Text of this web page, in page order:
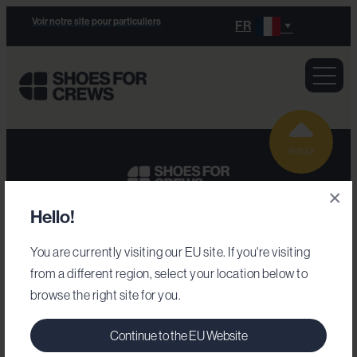
×
Hello!
You are currently visiting our EU site. If you're visiting
from a different region, select your location below to
browse the right site for you.
Continue to the EU Website
Voir notre site pour particuliers FR
Retour
Secteurs d'activité
Armée
Hôtellerie-restauration
Chaussures de travail